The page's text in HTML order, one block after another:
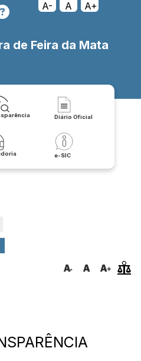
A- A A+
de Feira da Mata
Diário Oficial
e-SIC